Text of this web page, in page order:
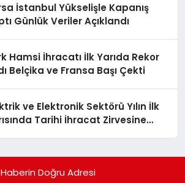
İstanbul Yükselişle Kapanış
Günlük Veriler Açıklandı
Hamsi İhracatı İlk Yarıda Rekor
Belçika ve Fransa Başı Çekti
ve Elektronik Sektörü Yılın İlk
Tarihi İhracat Zirvesine
Haberin Doğru Adresi